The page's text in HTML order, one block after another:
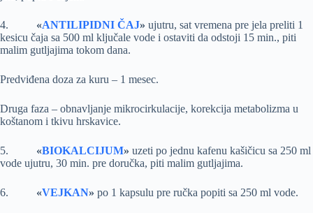
4. «ANTILIPIDNI ČAJ» ujutru, sat vremena pre jela preliti 1
kesicu čaja sa 500 ml ključale vode i ostaviti da odstoji 15 min., piti
malim gutljajima tokom dana.
Predviđena doza za kuru – 1 mesec.
Druga faza – obnavljanje mikrocirkulacije, korekcija metabolizma u
koštanom i tkivu hrskavice.
5. «BIOKALCIJUM» uzeti po jednu kafenu kašičicu sa 250 ml
vode ujutru, 30 min. pre doručka, piti malim gutljajima.
6. «VEJKAN» po 1 kapsulu pre ručka popiti sa 250 ml vode.